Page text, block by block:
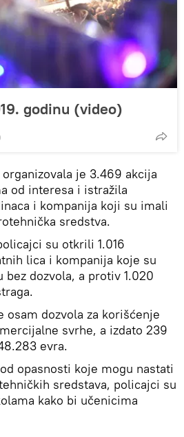
godinu (video)
je 3.469 akcija
od interesa i istražila
i kompanija koji su imali
sredstva.
su otkrili 1.016
lica i kompanija koje su
dozvola, a protiv 1.020
osam dozvola za korišćenje
svrhe, a izdato 239
evra.
opasnosti koje mogu nastati
sredstava, policajci su
kako bi učenicima